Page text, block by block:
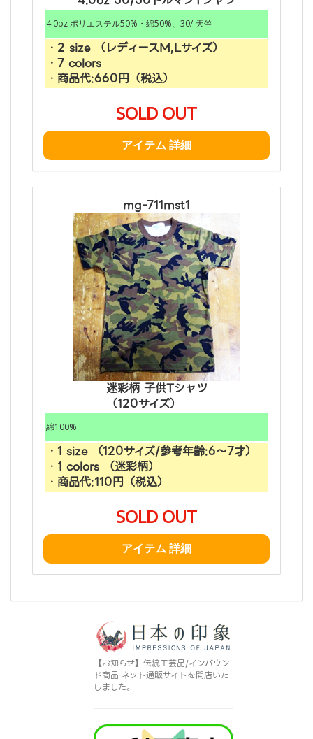
4.0oz ポリエステル50%・綿50%、30/-天竺
・2 size （レディースM,Lサイズ）
・7 colors
・商品代:660円（税込）
SOLD OUT
アイテム 詳細
mg-711mst1
迷彩柄 子供Tシャツ
（120サイズ）
綿100%
・1 size （120サイズ/参考年齢:6〜7才）
・1 colors （迷彩柄）
・商品代:110円（税込）
SOLD OUT
アイテム 詳細
【お知らせ】伝統工芸品/インバウン
ド商品 ネット通販サイトを開店いた
しました。